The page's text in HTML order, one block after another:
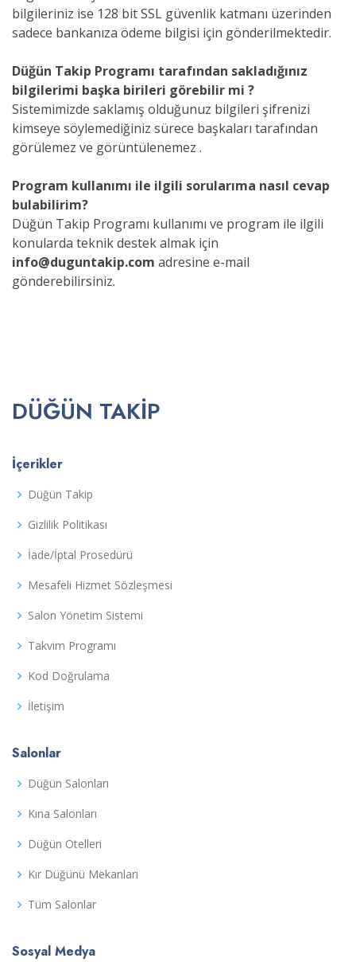
bilgileriniz ise 128 bit SSL güvenlik katmanı üzerinden
sadece bankanıza ödeme bilgisi için gönderilmektedir.
Düğün Takip Programı tarafından sakladığınız
bilgilerimi başka birileri görebilir mi ?
Sistemimizde saklamış olduğunuz bilgileri şifrenizi
kimseye söylemediğiniz sürece başkaları tarafından
görülemez ve görüntülenemez .
Program kullanımı ile ilgili sorularıma nasıl cevap
bulabilirim?
Düğün Takip Programı kullanımı ve program ile ilgili
konularda teknik destek almak için
info@duguntakip.com adresine e-mail
gönderebilirsiniz.
DÜĞÜN TAKIP
İçerikler
Düğün Takip
Gizlilik Politikası
İade/İptal Prosedürü
Mesafeli Hizmet Sözleşmesi
Salon Yönetim Sistemi
Takvim Programı
Kod Doğrulama
İletişim
Salonlar
Düğün Salonları
Kına Salonları
Düğün Otelleri
Kır Düğünü Mekanları
Tüm Salonlar
Sosyal Medya